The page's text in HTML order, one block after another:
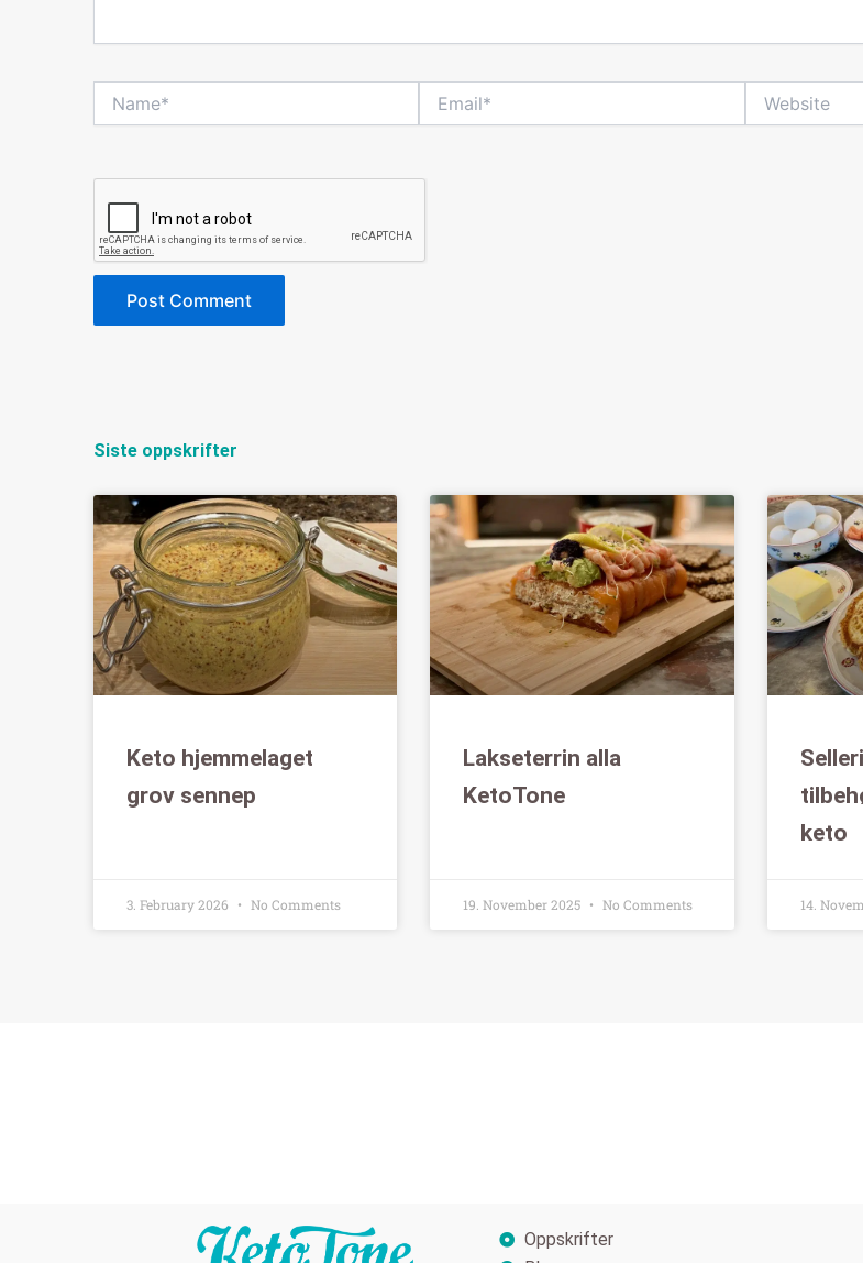
Siste oppskrifter
Keto hjemmelaget
grov sennep
3. February 2026 No Comments
Lakseterrin alla
KetoTone
19. November 2025 No Comments
keto
14.
Oppskrifter